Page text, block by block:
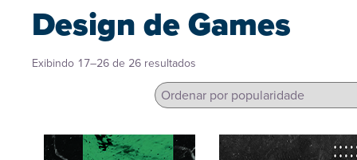
Design de Games
Exibindo 17–26 de 26 resultados
popularidade